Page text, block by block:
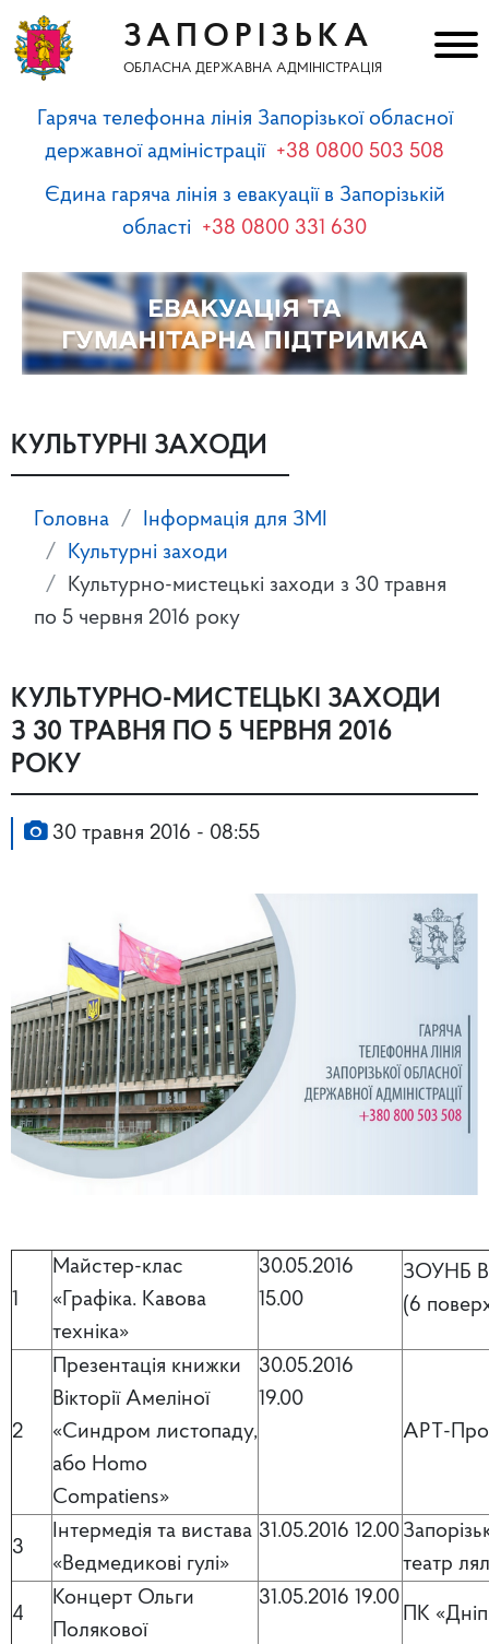
ЗАПОРІЗЬКА
ОБЛАСНА ДЕРЖАВНА АДМІНІСТРАЦІЯ
Гаряча телефонна лінія Запорізької обласної
державної адміністрації +38 0800 503 508
Єдина гаряча лінія з евакуації в Запорізькій
області +38 0800 331 630
КУЛЬТУРНІ ЗАХОДИ
Головна
Інформація для ЗМІ
Культурні заходи
Культурно-мистецькі заходи з 30 травня
по 5 червня 2016 року
КУЛЬТУРНО-МИСТЕЦЬКІ ЗАХОДИ
З 30 ТРАВНЯ ПО 5 ЧЕРВНЯ 2016
РОКУ
30 травня 2016 - 08:55
1
Майстер-клас
«Графіка. Кавова
техніка»
30.05.2016
15.00
ЗОУНБ
(6
2
Презентація книжки
Вікторії Амеліної
«Cиндром листопаду,
або Homo
Compatiens»
30.05.2016
19.00
АРТ-
3
Інтермедія та вистава
«Ведмедикові гулі»
31.05.2016 12.00
театр
4
Концерт Ольги
Полякової
31.05.2016 19.00
ПК